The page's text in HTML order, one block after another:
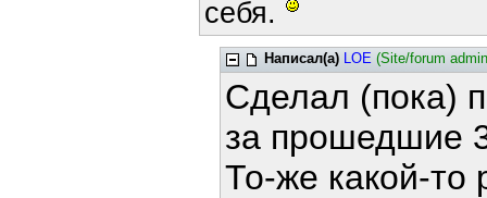
себя.
Написал(а) LOE (Site/forum
Сделал (пока)
за прошедшие
То-же какой-то